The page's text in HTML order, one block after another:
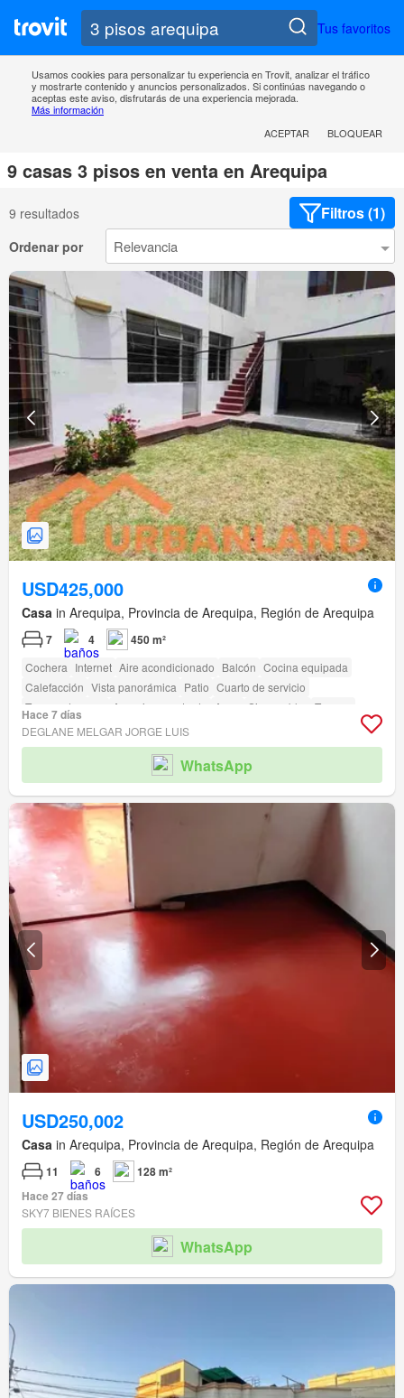
Tus favoritos
Usamos cookies para personalizar tu experiencia en Trovit, analizar el tráfico
y mostrarte contenido y anuncios personalizados. Si continúas navegando o
aceptas este aviso, disfrutarás de una experiencia mejorada.
Más información
ACEPTAR
BLOQUEAR
9 casas 3 pisos en venta en Arequipa
9 resultados Filtros (1)
Ordenar por
USD425,000
Casa in Arequipa, Provincia de Arequipa, Región de Arequipa
7 4 450 m²
Cochera Internet Aire acondicionado Balcón Cocina equipada
Calefacción Vista panorámica Patio Cuarto de servicio
Tanque de agua
Armario empotrado Agua Sin amoblar
Terraza
Seguridad
Biblioteca Jardín Barbacoa
Hace 7 días
DEGLANE MELGAR JORGE LUIS
WhatsApp
USD250,002
Casa in Arequipa, Provincia de Arequipa, Región de Arequipa
11 6
128 m²
Hace 27 días
SKY7 BIENES RAÍCES
WhatsApp